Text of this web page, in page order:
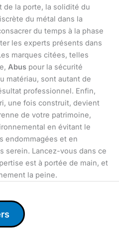
de la porte, la solidité du
du métal dans la
du temps à la phase
les experts présents dans
marques citées, telles
Abus pour la sécurité
matériau, sont autant de
professionnel. Enfin,
une fois construit, devient
de votre patrimoine,
en évitant le
endommagées et en
serein. Lancez-vous dans ce
est à portée de main, et
la peine.